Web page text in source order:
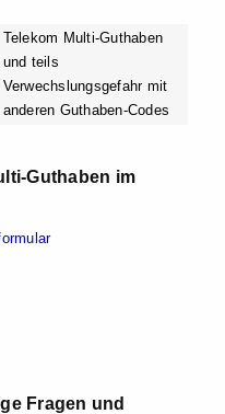
Telekom Multi-Guthaben
und teils
Verwechslungsgefahr mit
anderen Guthaben-Codes
Guthaben im
Fragen und